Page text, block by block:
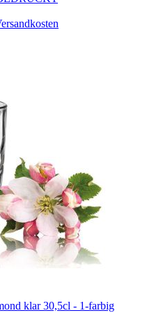
klar 30,5cl - 1-farbig